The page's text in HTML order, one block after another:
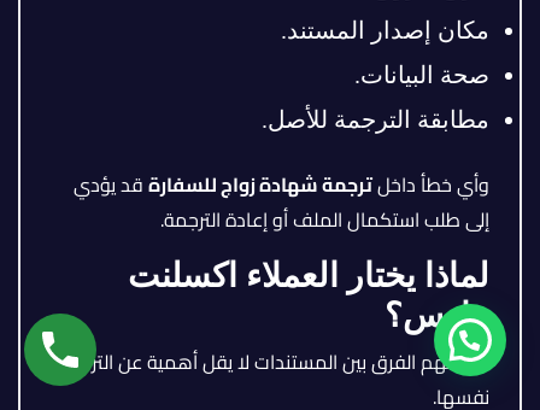
مكان إصدار المستند.
صحة البيانات.
مطابقة الترجمة للأصل.
وأي خطأ داخلترجمة شهادة زواج للسفارةقد يؤدي
إلى طلب استكمال الملف أو إعادة الترجمة.
لماذا يختار العملاء اكسلنت
هاوس؟
لأن فهم الفرق بين المستندات لا يقل أهمية عن الترجمة
نفسها.